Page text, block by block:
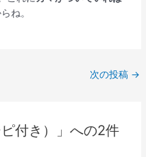
ね。
次の投稿 →
ピ付き）」への2件